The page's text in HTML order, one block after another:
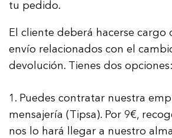
tu pedido.
El cliente deberá hacerse cargo
envío relacionados con el
devolución. Tienes dos opciones:
Puedes contratar nuestra
mensajería (Tipsa). Por 9€,
nos lo hará llegar a nuestro